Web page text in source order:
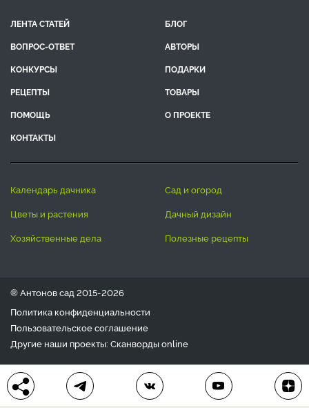
ЛЕНТА СТАТЕЙ
БЛОГ
ВОПРОС-ОТВЕТ
АВТОРЫ
КОНКУРСЫ
ПОДАРКИ
РЕЦЕПТЫ
ТОВАРЫ
ПОМОЩЬ
О ПРОЕКТЕ
КОНТАКТЫ
календарь дачника
сад и огород
цветы и растения
дачный дизайн
хозяйственные дела
полезные рецепты
® Антонов сад 2015-2026
Политика конфиденциальности
Пользовательское соглашение
Другие наши проекты: Сканвордыonline
Любое использование материала допускается только с
письменного согласия редакции